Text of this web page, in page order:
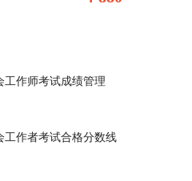
工作师考试成绩管理
工作者考试合格分数线